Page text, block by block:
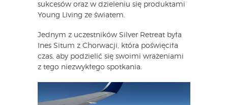
sukcesów oraz w dzieleniu się produktami
Young Living ze światem.
Jednym z uczestników Silver Retreat była
Ines Situm z Chorwacji, która poświęciła
czas, aby podzielić się swoimi wrażeniami
z tego niezwykłego spotkania.